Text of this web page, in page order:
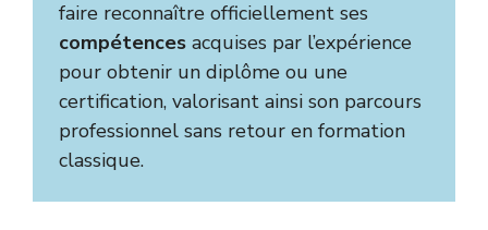
faire reconnaître officiellement ses
compétences acquises par l’expérience
pour obtenir un diplôme ou une
certification, valorisant ainsi son parcours
professionnel sans retour en formation
classique.